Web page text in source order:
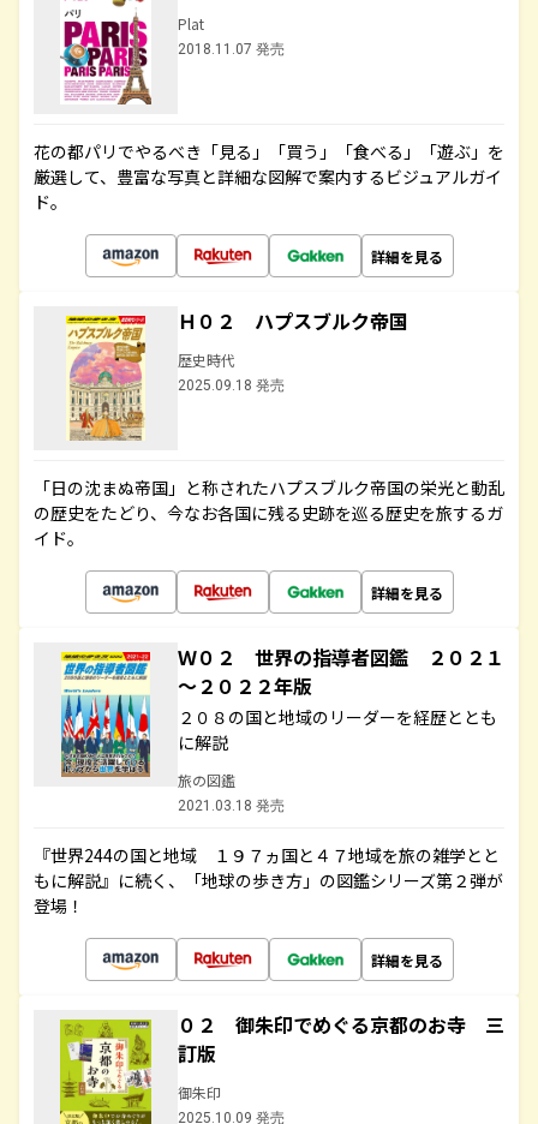
Plat
2018.11.07 発売
花の都パリでやるべき「見る」「買う」「食べる」「遊ぶ」を
厳選して、豊富な写真と詳細な図解で案内するビジュアルガイ
ド。
詳細を見る
Ｈ０２ ハプスブルク帝国
歴史時代
2025.09.18 発売
「日の沈まぬ帝国」と称されたハプスブルク帝国の栄光と動乱
の歴史をたどり、今なお各国に残る史跡を巡る歴史を旅するガ
イド。
詳細を見る
Ｗ０２ 世界の指導者図鑑 ２０２１
～２０２２年版
２０８の国と地域のリーダーを経歴ととも
に解説
旅の図鑑
2021.03.18 発売
『世界244の国と地域 １９７ヵ国と４７地域を旅の雑学とと
もに解説』に続く、「地球の歩き方」の図鑑シリーズ第２弾が
登場！
詳細を見る
０２ 御朱印でめぐる京都のお寺 三
訂版
御朱印
2025.10.09 発売